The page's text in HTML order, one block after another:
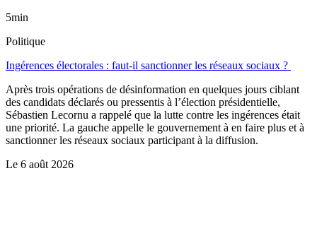
5min
Politique
Ingérences électorales : faut-il sanctionner les réseaux sociaux ?
Après trois opérations de désinformation en quelques jours ciblant
des candidats déclarés ou pressentis à l’élection présidentielle,
Sébastien Lecornu a rappelé que la lutte contre les ingérences était
une priorité. La gauche appelle le gouvernement à en faire plus et à
sanctionner les réseaux sociaux participant à la diffusion.
Le 6 août 2026